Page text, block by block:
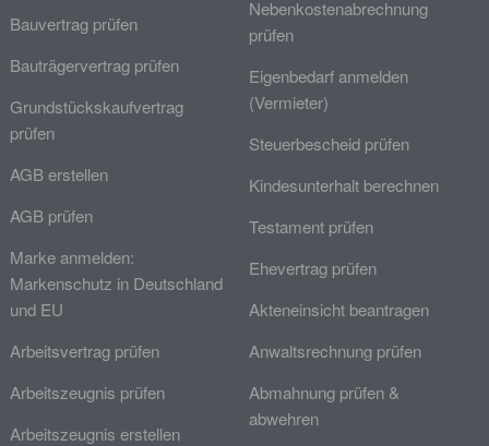
Bauvertrag prüfen
Bauträgervertrag prüfen
Grundstückskaufvertrag
prüfen
AGB erstellen
AGB prüfen
Marke anmelden:
Markenschutz in Deutschland
und EU
Arbeitsvertrag prüfen
Arbeitszeugnis prüfen
Arbeitszeugnis erstellen
Nebenkostenabrechnung
prüfen
Eigenbedarf anmelden
(Vermieter)
Steuerbescheid prüfen
Kindesunterhalt berechnen
Testament prüfen
Ehevertrag prüfen
Akteneinsicht beantragen
Anwaltsrechnung prüfen
Abmahnung prüfen &
abwehren